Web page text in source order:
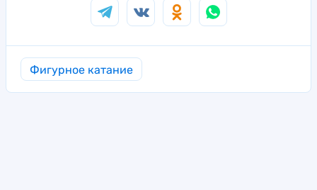
Фигурное катание